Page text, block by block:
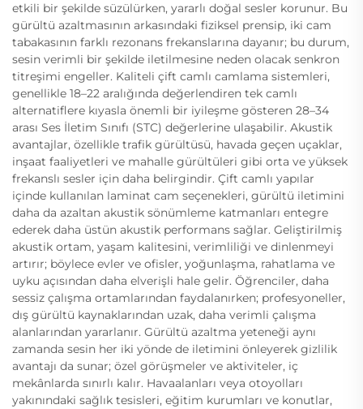
etkili bir şekilde süzülürken, yararlı doğal sesler korunur. Bu
gürültü azaltmasının arkasındaki fiziksel prensip, iki cam
tabakasının farklı rezonans frekanslarına dayanır; bu durum,
sesin verimli bir şekilde iletilmesine neden olacak senkron
titreşimi engeller. Kaliteli çift camlı camlama sistemleri,
genellikle 18–22 aralığında değerlendiren tek camlı
alternatiflere kıyasla önemli bir iyileşme gösteren 28–34
arası Ses İletim Sınıfı (STC) değerlerine ulaşabilir. Akustik
avantajlar, özellikle trafik gürültüsü, havada geçen uçaklar,
inşaat faaliyetleri ve mahalle gürültüleri gibi orta ve yüksek
frekanslı sesler için daha belirgindir. Çift camlı yapılar
içinde kullanılan laminat cam seçenekleri, gürültü iletimini
daha da azaltan akustik sönümleme katmanları entegre
ederek daha üstün akustik performans sağlar. Geliştirilmiş
akustik ortam, yaşam kalitesini, verimliliği ve dinlenmeyi
artırır; böylece evler ve ofisler, yoğunlaşma, rahatlama ve
uyku açısından daha elverişli hale gelir. Öğrenciler, daha
sessiz çalışma ortamlarından faydalanırken; profesyoneller,
dış gürültü kaynaklarından uzak, daha verimli çalışma
alanlarından yararlanır. Gürültü azaltma yeteneği aynı
zamanda sesin her iki yönde de iletimini önleyerek gizlilik
avantajı da sunar; özel görüşmeler ve aktiviteler, iç
mekânlarda sınırlı kalır. Havaalanları veya otoyolları
yakınındaki sağlık tesisleri, eğitim kurumları ve konutlar,